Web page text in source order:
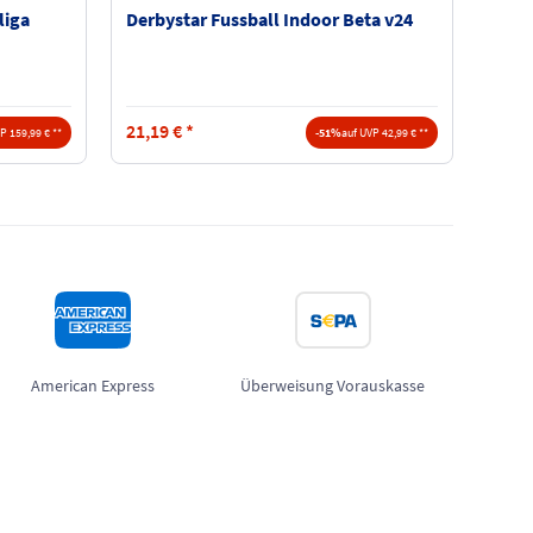
159,99 € **
Derbystar Fussball Indoor Beta v24
21,19€ * -51%auf UVP 42,99 € **
American Express Überweisung Vorauskasse